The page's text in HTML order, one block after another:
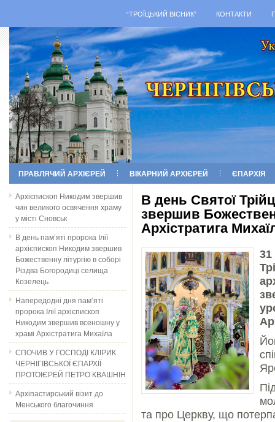
“ТРОЇЦЬКИЙ ВІСНИК” КОНТАКТИ
ПРАВЛЯЧИЙ АРХІЄРЕЙ ВІКАРНИЙ АРХІЄРЕЙ ЄПАРХІЯ
Архієпископ Никодим звершив
чин великого освячення храму
у місті Сновськ
В день пам’яті пророка Ілії
архієпископ Никодим звершив
Божественну літургію в соборі
Різдва Богородиці селища
Козелець
Напередодні дня пам’яті
пророка Ілії архієпископ
Никодим звершив всеношну у
храмі Архістратига Михаїла
СПОЧИВ У ГОСПОДІ КЛІРИК
ЧЕРНІГІВСЬКОЇ ЄПАРХІЇ
ПРОТОІЄРЕЙ ПЕТРО КВАШНІН
Архіпастирський візит до
Менського благочиння
В день Святої
звершив
Архістратига
та про Церкву, що